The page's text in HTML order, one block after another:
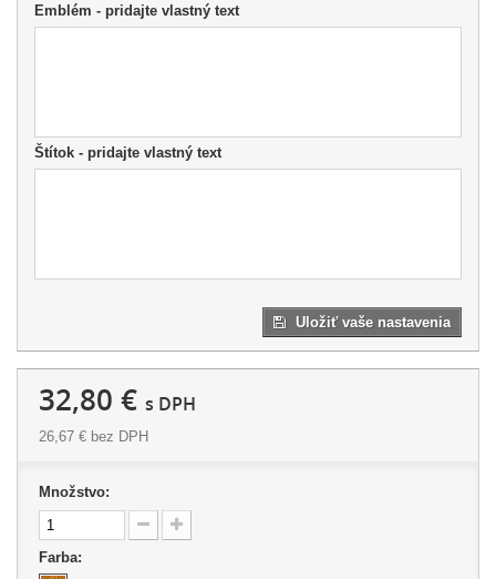
Emblém - pridajte vlastný text
Štítok - pridajte vlastný text
Uložiť vaše nastavenia
32,80 € s DPH
26,67 € bez DPH
Množstvo:
Farba: